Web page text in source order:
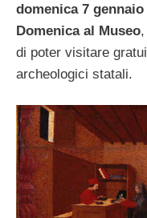
domenica 7 gennaio
Domenica al Museo
di poter visitare
archeologici statali.